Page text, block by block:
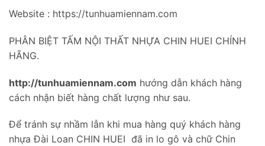
Website : https://tunhuamiennam.com
PHÂN BIỆT TẤM NỘI THẤT NHỰA CHIN HUEI CHÍNH
HÃNG.
http://tunhuamiennam.com hướng dẫn khách hàng
cách nhận biết hàng chất lượng như sau.
Để tránh sự nhầm lẫn khi mua hàng quý khách hàng
nhựa Đài Loan CHIN HUEI đã in lo gô và chữ Chin